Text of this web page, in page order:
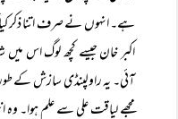
ہے۔ انہوں نے صرف اتنا ذکر
اکبر خان جیسے کچھ لوگ اس
آئی۔ یہ راولپنڈی سازش کے
مجھے لیاقت علی سے علم ہوا۔ وہ